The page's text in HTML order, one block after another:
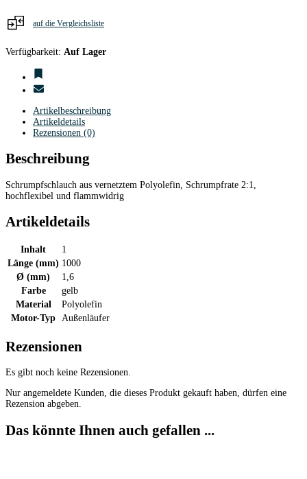
auf die Vergleichsliste
Verfügbarkeit: Auf Lager
Artikelbeschreibung
Artikeldetails
Rezensionen (0)
Beschreibung
Schrumpfschlauch aus vernetztem Polyolefin, Schrumpfrate 2:1,
hochflexibel und flammwidrig
Artikeldetails
Inhalt
1
Länge (mm) 1000
Ø (mm)
1,6
Farbe
gelb
Material
Polyolefin
Motor-Typ Außenläufer
Rezensionen
Es gibt noch keine Rezensionen.
Nur angemeldete Kunden, die dieses Produkt gekauft haben, dürfen eine
Rezension abgeben.
Das könnte Ihnen auch gefallen ...